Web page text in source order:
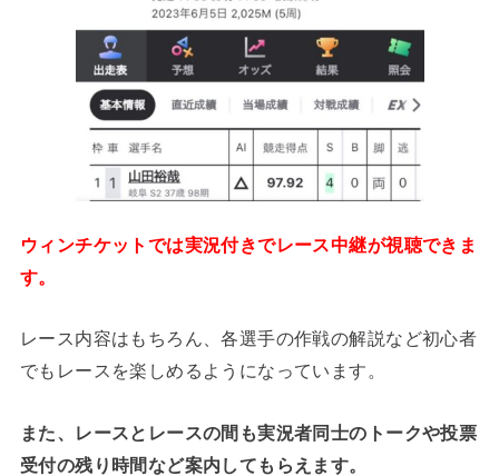
ウィンチケットでは実況付きでレース中継が視聴できま
す。
レース内容はもちろん、各選手の作戦の解説など初心者
でもレースを楽しめるようになっています。
また、レースとレースの間も実況者同士のトークや投票
受付の残り時間など案内してもらえます。